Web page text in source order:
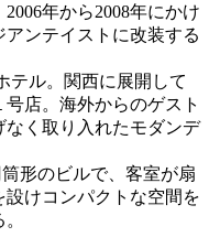
年から2008年にかけ
ンテイストに改装する
テル。関西に展開して
店。海外からのゲスト
なく取り入れたモダンデ
形のビルで、客室が扇
けコンパクトな空間を